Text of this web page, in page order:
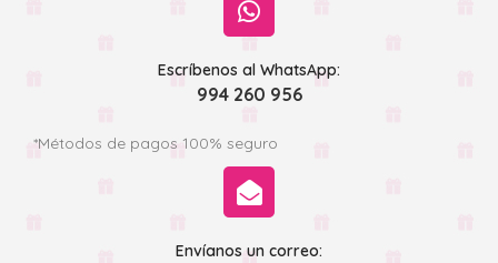
Escríbenos al WhatsApp:
994 260 956
*Métodos de pagos 100% seguro
Envíanos un correo: